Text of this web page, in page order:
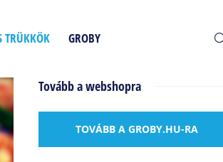
TRÜKKÖK GROBY
Tovább a webshopra
TOVÁBB A GROBY.HU-RA